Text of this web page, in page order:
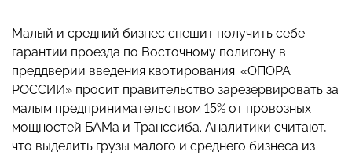
Малый и средний бизнес спешит получить себе
гарантии проезда по Восточному полигону в
преддверии введения квотирования. «ОПОРА
РОССИИ» просит правительство зарезервировать за
малым предпринимательством 15% от провозных
мощностей БАМа и Транссиба. Аналитики считают,
что выделить грузы малого и среднего бизнеса из